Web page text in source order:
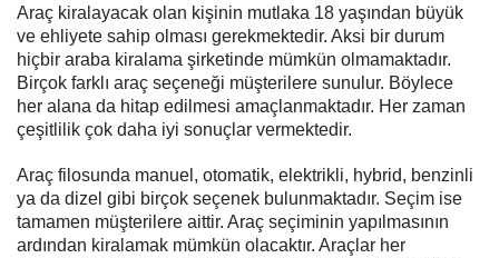
Araç kiralayacak olan kişinin mutlaka 18 yaşından büyük
ve ehliyete sahip olması gerekmektedir. Aksi bir durum
hiçbir araba kiralama şirketinde mümkün olmamaktadır.
Birçok farklı araç seçeneği müşterilere sunulur. Böylece
her alana da hitap edilmesi amaçlanmaktadır. Her zaman
çeşitlilik çok daha iyi sonuçlar vermektedir.
Araç filosunda manuel, otomatik, elektrikli, hybrid, benzinli
ya da dizel gibi birçok seçenek bulunmaktadır. Seçim ise
tamamen müşterilere aittir. Araç seçiminin yapılmasının
ardından kiralamak mümkün olacaktır. Araçlar her